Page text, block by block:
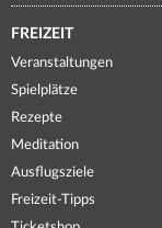
FREIZEIT
Veranstaltungen
Spielplätze
Rezepte
Meditation
Ausflugsziele
Freizeit-Tipps